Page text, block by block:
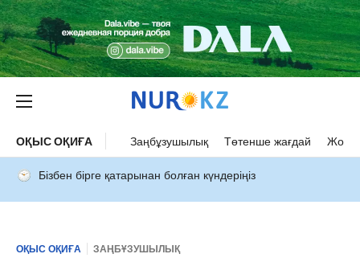
ОҚЫС ОҚИҒА Заңбұзушылық Төтенше жағдай Жол
Бізбен бірге қатарынан болған күндеріңіз
ОҚЫС ОҚИҒА ЗАҢБҰЗУШЫЛЫҚ